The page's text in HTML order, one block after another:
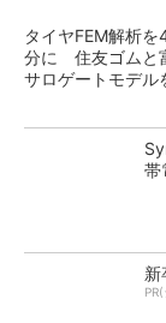
タイヤFEM解析
分に 住友ゴムと
サロゲートモデル
帯
新